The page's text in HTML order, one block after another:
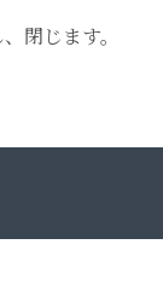
閉じます。